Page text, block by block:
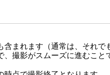
まれます（通常は、それで
撮影がスムーズに進むこと